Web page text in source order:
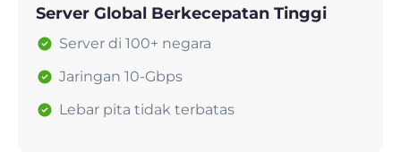
Server Global Berkecepatan Tinggi
Server di 100+ negara
Jaringan 10-Gbps
Lebar pita tidak terbatas